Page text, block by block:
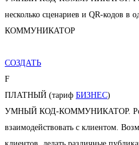
несколько сценариев и QR-кодов в
КОММУНИКАТОР
СОЗДАТЬ
F
ПЛАТНЫЙ (тариф БИЗНЕС)
УМНЫЙ КОД-КОММУНИКАТОР.
взаимодействовать с клиентом.